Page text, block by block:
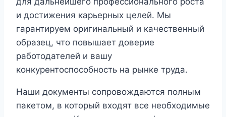
и достижения карьерных целей. Мы
гарантируем оригинальный и качественный
образец, что повышает доверие
работодателей и вашу
конкурентоспособность на рынке труда.
Наши документы сопровождаются полным
пакетом, в который входят все необходимые